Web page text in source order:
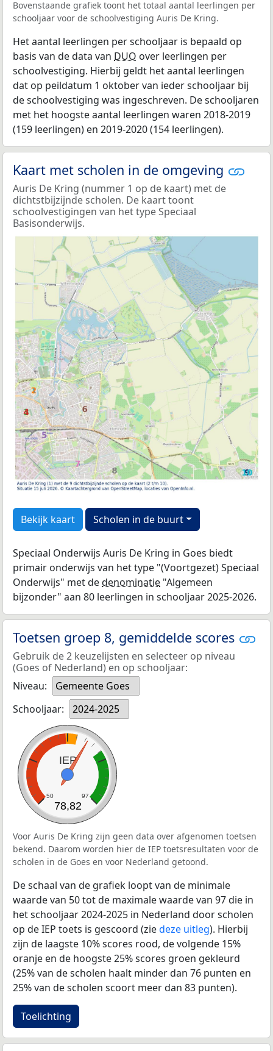
Bovenstaande grafiek toont het totaal aantal leerlingen per
schooljaar voor de schoolvestiging Auris De Kring.
Het aantal leerlingen per schooljaar is bepaald op
basis van de data van DUO over leerlingen per
schoolvestiging. Hierbij geldt het aantal leerlingen
dat op peildatum 1 oktober van ieder schooljaar bij
de schoolvestiging was ingeschreven. De schooljaren
met het hoogste aantal leerlingen waren 2018-2019
(159 leerlingen) en 2019-2020 (154 leerlingen).
Kaart met scholen in de omgeving
Auris De Kring (nummer 1 op de kaart) met de
dichtstbijzijnde scholen. De kaart toont
schoolvestigingen van het type Speciaal
Basisonderwijs.
Bekijk kaart Scholen in de buurt
Speciaal Onderwijs Auris De Kring in Goes biedt
primair onderwijs van het type "(Voortgezet) Speciaal
Onderwijs" met dedenominatie "Algemeen
bijzonder" aan 80 leerlingen in schooljaar 2025-2026.
Toetsen groep 8, gemiddelde scores
Gebruik de 2 keuzelijsten en selecteer op niveau
(Goes of Nederland) en op schooljaar:
Niveau:
Gemeente Goes
Schooljaar:
2024-2025
IEP
50 97
78,82
Voor Auris De Kring zijn geen data over afgenomen toetsen
bekend. Daarom worden hier de IEP toetsresultaten voor de
scholen in de Goes en voor Nederland getoond.
De schaal van de grafiek loopt van de minimale
waarde van 50 tot de maximale waarde van 97 die in
het schooljaar 2024-2025 in Nederland door scholen
op de IEP toets is gescoord (ziedeze uitleg). Hierbij
zijn de laagste 10% scores rood, de volgende 15%
oranje en de hoogste 25% scores groen gekleurd
(25% van de scholen haalt minder dan 76 punten en
25% van de scholen scoort meer dan 83 punten).
Toelichting